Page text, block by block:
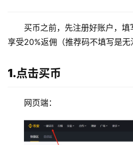
买币之前，先注册好账户，填
享受20%返佣（推荐码不填写是无
1.点击买币
网页端：